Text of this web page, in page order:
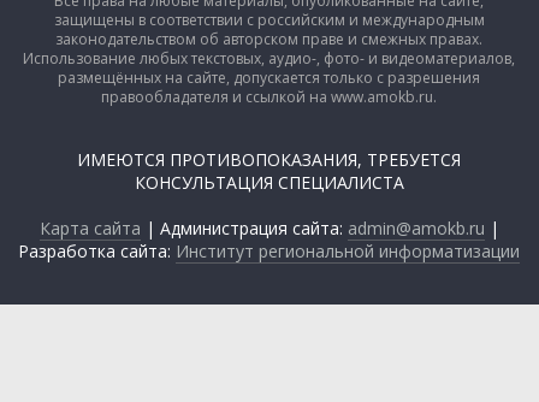
защищены в соответствии с российским и международным
законодательством об авторском праве и смежных правах.
Использование любых текстовых, аудио-, фото- и видеоматериалов,
размещённых на сайте, допускается только с разрешения
правообладателя и ссылкой на www.amokb.ru.
ИМЕЮТСЯ ПРОТИВОПОКАЗАНИЯ, ТРЕБУЕТСЯ
КОНСУЛЬТАЦИЯ СПЕЦИАЛИСТА
Карта сайта | Администрация сайта: admin@amokb.ru |
Разработка сайта: Институт региональной информатизации